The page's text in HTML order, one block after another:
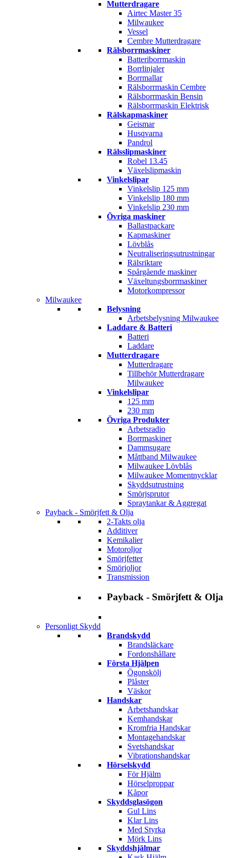
Mutterdragare
Airtec Master 35
Milwaukee
Vessel
Cembre Mutterdragare
Rälsborrmaskiner
Batteriborrmaskin
Borrlinjaler
Borrmallar
Rälsborrmaskin Cembre
Rälsborrmaskin Bensin
Rälsborrmaskin Elektrisk
Rälskapmaskiner
Geismar
Husqvarna
Pandrol
Rälsslipmaskiner
Robel 13.45
Växelslipmaskin
Vinkelslipar
Vinkelslip 125 mm
Vinkelslip 180 mm
Vinkelslip 230 mm
Övriga maskiner
Ballastpackare
Kapmaskiner
Lövblås
Neutraliseringsutrustningar
Rälsriktare
Spårgående maskiner
Växeltungsborrmaskiner
Motorkompressor
Milwaukee
Belysning
Arbetsbelysning Milwaukee
Laddare & Batteri
Batteri
Laddare
Mutterdragare
Mutterdragare
Tillbehör Mutterdragare
Milwaukee
Vinkelslipar
125 mm
230 mm
Övriga Produkter
Arbetsradio
Borrmaskiner
Dammsugare
Måttband Milwaukee
Milwaukee Lövblås
Milwaukee Momentnycklar
Skyddsutrustning
Smörjsprutor
Spraytankar & Aggregat
Payback - Smörjfett & Olja
2-Takts olja
Additiver
Kemikalier
Motoroljor
Smörjfetter
Smörjoljor
Transmission
Payback - Smörjfett & Olja
Personligt Skydd
Brandskydd
Brandsläckare
Fordonshållare
Första Hjälpen
Ögonskölj
Plåster
Väskor
Handskar
Arbetshandskar
Kemhandskar
Kromfria Handskar
Montagehandskar
Svetshandskar
Vibrationshandskar
Hörselskydd
För Hjälm
Hörselproppar
Kåpor
Skyddsglasögon
Gul Lins
Klar Lins
Med Styrka
Mörk Lins
Skyddshjälmar